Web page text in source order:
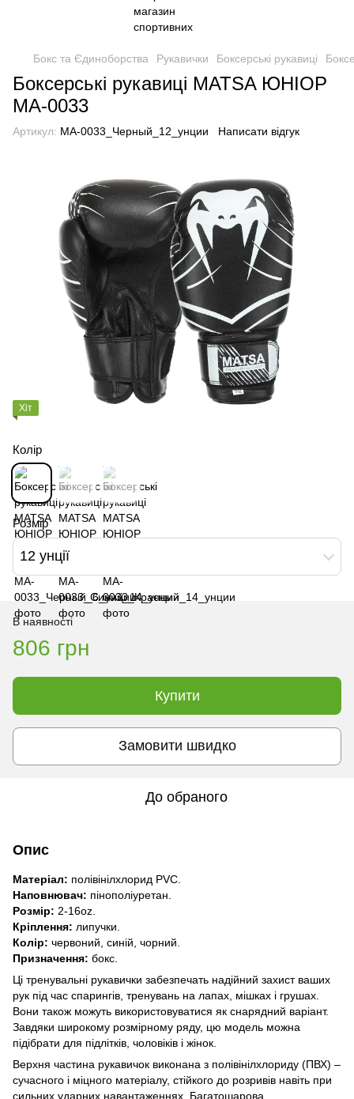
Бокс та Єдиноборства Рукавички Боксерські рукавиці
Боксерські рукавиці MATSA ЮНІОР
MA-0033
Артикул: MA-0033_Черный_12_унции Написати відгук
Хіт
Колір
Розмір
12 унції
В наявності
806 грн
Купити
Замовити швидко
До обраного
Опис
Матеріал: полівінілхлорид PVC.
Наповнювач: пінополіуретан.
Розмір: 2-16oz.
Кріплення: липучки.
Колір: червоний, синій, чорний.
Призначення: бокс.
Ці тренувальні рукавички забезпечать надійний захист ваших
рук під час спарингів, тренувань на лапах, мішках і грушах.
Вони також можуть використовуватися як снарядний варіант.
Завдяки широкому розмірному ряду, цю модель можна
підібрати для підлітків, чоловіків і жінок.
Верхня частина рукавичок виконана з полівінілхлориду (ПВХ) –
сучасного і міцного матеріалу, стійкого до розривів навіть при
сильних ударних навантаженнях. Багатошарова